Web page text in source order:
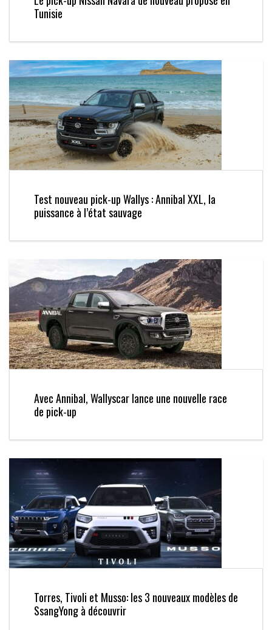
Tunisie
Test nouveau pick-up Wallys : Annibal XXL, la
puissance à l’état sauvage
Avec Annibal, Wallyscar lance une nouvelle race
de pick-up
Torres, Tivoli et Musso: les 3 nouveaux modèles de
SsangYong à découvrir